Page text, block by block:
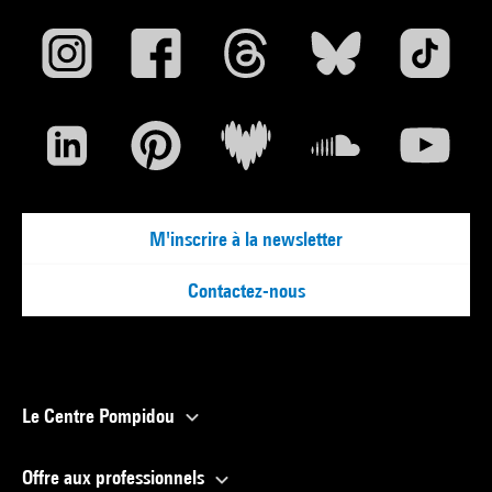
M'inscrire à la newsletter
Contactez-nous
Le Centre Pompidou
Offre aux professionnels